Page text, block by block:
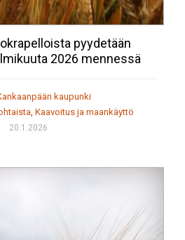
pyydetään
2026 mennessä
kaupunki
, Kaavoitus ja maankäyttö
20.1.2026